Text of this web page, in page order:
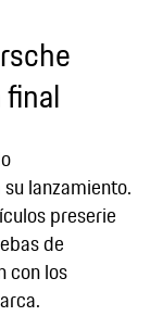
lanzamiento.
preserie
de
con los